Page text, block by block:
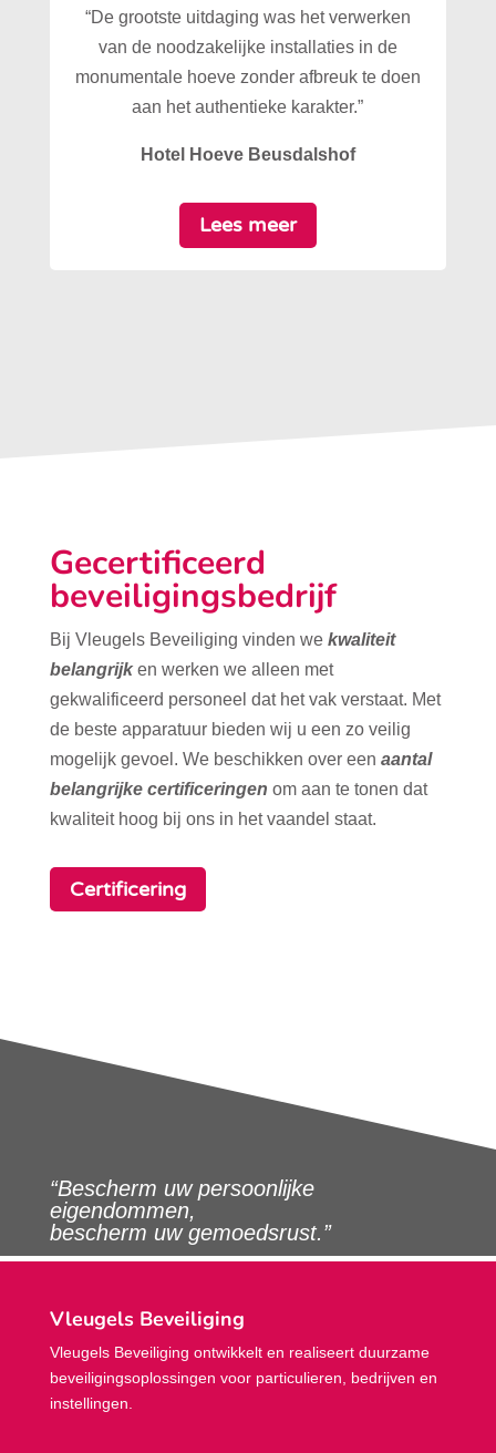
“De grootste uitdaging was het verwerken
van de noodzakelijke installaties in de
monumentale hoeve zonder afbreuk te doen
aan het authentieke karakter.”
Hotel Hoeve Beusdalshof
Lees meer
Gecertificeerd
beveiligingsbedrijf
Bij Vleugels Beveiliging vinden we kwaliteit
belangrijk en werken we alleen met
gekwalificeerd personeel dat het vak verstaat. Met
de beste apparatuur bieden wij u een zo veilig
mogelijk gevoel. We beschikken over een aantal
belangrijke certificeringen om aan te tonen dat
kwaliteit hoog bij ons in het vaandel staat.
Certificering
“Bescherm uw persoonlijke
eigendommen,
bescherm uw gemoedsrust.”
Vleugels Beveiliging
Vleugels Beveiliging ontwikkelt en realiseert duurzame
beveiligings­oplossingen voor particulieren, bedrijven en
instellingen.